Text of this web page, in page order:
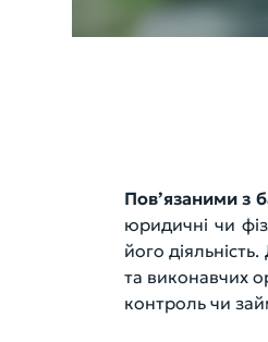
Пов’язаними з
юридичні чи
його
та виконавчих
контроль чи